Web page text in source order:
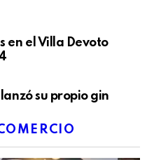
en el Villa Devoto
su propio gin